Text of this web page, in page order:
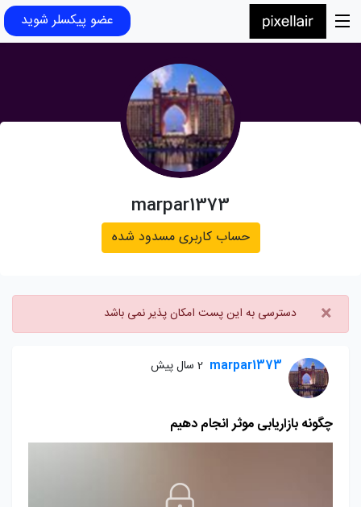
عضو پیکسلر شوید
marpar1373
حساب کاربری مسدود شده
× دسترسی به این پست امکان پذیر نمی باشد
marpar1373 2 سال پیش
چگونه بازاریابی موثر انجام دهیم